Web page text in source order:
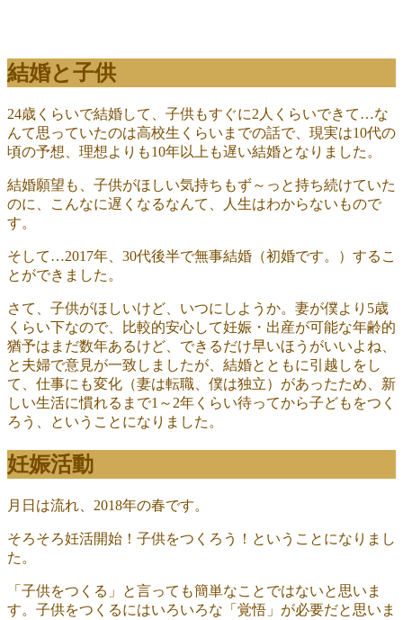
結婚と子供
24歳くらいで結婚して、子供もすぐに2人くらいできて…な
んて思っていたのは高校生くらいまでの話で、現実は10代の
頃の予想、理想よりも10年以上も遅い結婚となりました。
結婚願望も、子供がほしい気持ちもず～っと持ち続けていた
のに、こんなに遅くなるなんて、人生はわからないもので
す。
そして…2017年、30代後半で無事結婚（初婚です。）するこ
とができました。
さて、子供がほしいけど、いつにしようか。妻が僕より5歳
くらい下なので、比較的安心して妊娠・出産が可能な年齢的
猶予はまだ数年あるけど、できるだけ早いほうがいいよね、
と夫婦で意見が一致しましたが、結婚とともに引越しをし
て、仕事にも変化（妻は転職、僕は独立）があったため、新
しい生活に慣れるまで1～2年くらい待ってから子どもをつく
ろう、ということになりました。
妊娠活動
月日は流れ、2018年の春です。
そろそろ妊活開始！子供をつくろう！ということになりまし
た。
「子供をつくる」と言っても簡単なことではないと思いま
す。子供をつくるにはいろいろな「覚悟」が必要だと思いま